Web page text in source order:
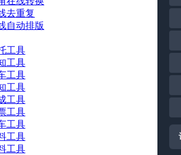
去重复
自动排版
工具
工具
工具
工具
工具
工具
工具
工具
工具